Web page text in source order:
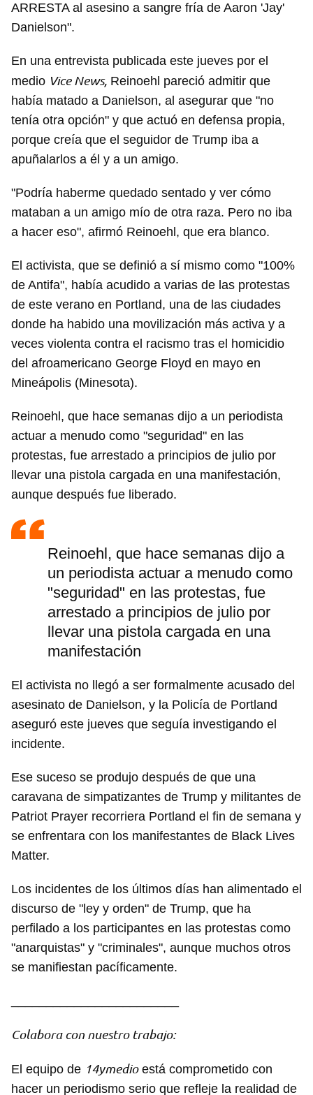
Guardar como favorito
ARRESTA al asesino a sangre fría de Aaron 'Jay'
Danielson".
En una entrevista publicada este jueves por el
medio Vice News, Reinoehl pareció admitir que
había matado a Danielson, al asegurar que "no
tenía otra opción" y que actuó en defensa propia,
porque creía que el seguidor de Trump iba a
apuñalarlos a él y a un amigo.
"Podría haberme quedado sentado y ver cómo
mataban a un amigo mío de otra raza. Pero no iba
a hacer eso", afirmó Reinoehl, que era blanco.
El activista, que se definió a sí mismo como "100%
de Antifa", había acudido a varias de las protestas
de este verano en Portland, una de las ciudades
donde ha habido una movilización más activa y a
veces violenta contra el racismo tras el homicidio
del afroamericano George Floyd en mayo en
Mineápolis (Minesota).
Reinoehl, que hace semanas dijo a un periodista
actuar a menudo como "seguridad" en las
protestas, fue arrestado a principios de julio por
llevar una pistola cargada en una manifestación,
aunque después fue liberado.
Reinoehl, que hace semanas dijo a
un periodista actuar a menudo como
"seguridad" en las protestas, fue
arrestado a principios de julio por
llevar una pistola cargada en una
manifestación
El activista no llegó a ser formalmente acusado del
asesinato de Danielson, y la Policía de Portland
aseguró este jueves que seguía investigando el
incidente.
Ese suceso se produjo después de que una
caravana de simpatizantes de Trump y militantes de
Patriot Prayer recorriera Portland el fin de semana y
se enfrentara con los manifestantes de Black Lives
Matter.
Los incidentes de los últimos días han alimentado el
discurso de "ley y orden" de Trump, que ha
perfilado a los participantes en las protestas como
"anarquistas" y "criminales", aunque muchos otros
se manifiestan pacíficamente.
Colabora con nuestro trabajo:
El equipo de 14ymedioestá comprometido con
hacer un periodismo serio que refleje la realidad de